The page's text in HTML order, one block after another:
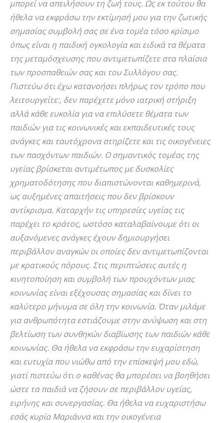
μπορεί να απειλήσουν τη ζωή τους. Ως εκ τούτου θα
ήθελα να εκφράσω την εκτίμησή μου για την ζωτικής
σημασίας συμβολή σας σε ένα τομέα τόσο κρίσιμο
όπως είναι η παιδική ογκολογία και ειδικά τα θέματα
της μεταμόσχευσης που αντιμετωπίζετε στα πλαίσια
των προσπαθειών σας και του Συλλόγου σας.
Πιστεύω ότι έχω κατανοήσει πλήρως τον τρόπο που
λειτουργείτε:, δεν παρέχετε μόνο ιατρική στήριξη
αλλά κάθε ευκολία για να επιλύσετε θέματα των
παιδιών για τις κοινωνικές και εκπαιδευτικές τους
ανάγκες και ταυτόχρονα στηρίζετε και τις οικογένειες
των πασχόντων παιδιών. Ο σημαντικός τομέας της
υγείας βρίσκεται αντιμέτωπος με δυσκολίες
χρηματοδότησης που διαπιστώνονται καθημερινά,
ως αυξημένες απαιτήσεις που δεν βρίσκουν
αντίκρισμα. Καταρχήν τις υπηρεσίες υγείας τις
παρέχει το κράτος, ωστόσο καταλαβαίνουμε ότι οι
αυξανόμενες ανάγκες έχουν δημιουργήσει
περιβάλλον αναγκών οι οποίες δεν αντιμετωπίζονται
με κρατικούς πόρους. Στις περιπτώσεις αυτές η
κινητοποίηση και συμβολή των προυχόντων μιας
κοινωνίας είναι εξέχουσας σημασίας και δίνει το
καλύτερο μήνυμα σε όλη την κοινωνία. Όταν μιλάμε
για ανθρωπότητα εστιάζουμε στην ανύψωση και στη
βελτίωση των συνθηκών διαβίωσης των παιδιών κάθε
κοινωνίας. Θα ήθελα να εκφράσω την ευχαρίστηση
και ευτυχία που νιώθω από την επίσκεψή μου εδώ,
γιατί πιστεύω ότι ο καθένας θα μπορέσει να βοηθήσει
ώστε τα παιδιά να ζήσουν σε περιβάλλον υγείας,
ειρήνης και συνεργασίας. Θα ήθελα να ευχαριστήσω
εσάς κυρία Μαριάννα και την οικογένεια